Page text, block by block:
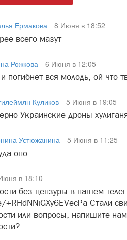
Ермакова
8 Июня в 18:52
всего мазут
Рожкова
6 Июня в 12:05
погибнет вся молодь, ой что
Куликов
5 Июня в 19:05
Украинские дроны
Устюжанина
5 Июня в 11:25
оно
в 18:10
без цензуры в нашем
+RHdNNiGXy6EVecPa Стали
или вопросы, напишите